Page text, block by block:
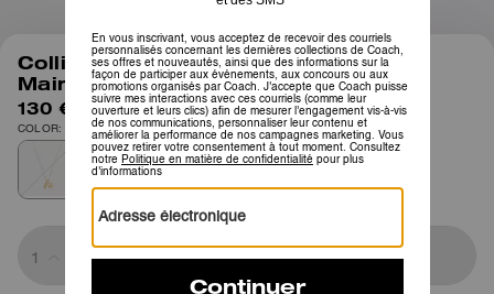
1/3
Collier Pendentif à Breloque Sac à
Main
130 €
COLOR: Doré
Sold Out